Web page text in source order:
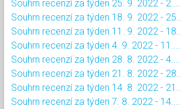
Souhrn recenzí za týden 25. 9. 2022 - 2....
Souhrn recenzí za týden 18. 9. 2022 - 25....
Souhrn recenzí za týden 11. 9. 2022 - 18....
Souhrn recenzí za týden 4. 9. 2022 - 11....
Souhrn recenzí za týden 28. 8. 2022 - 4....
Souhrn recenzí za týden 21. 8. 2022 - 28....
Souhrn recenzí za týden 14. 8. 2022 - 21....
Souhrn recenzí za týden 7. 8. 2022 - 14....